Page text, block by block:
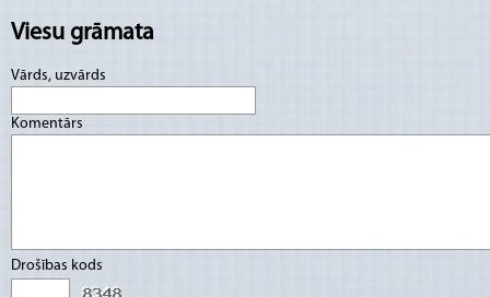
Viesu grāmata
Vārds, uzvārds
Komentārs
Drošības kods